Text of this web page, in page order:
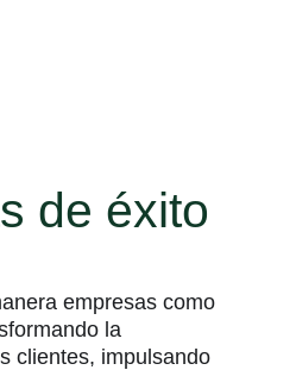
de éxito
empresas como
la
clientes, impulsando